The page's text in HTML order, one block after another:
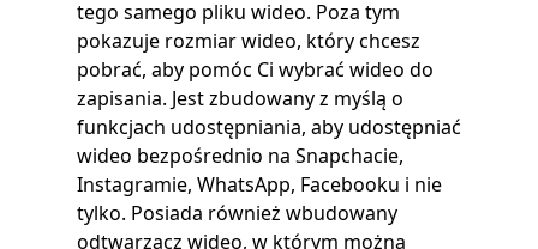
tego samego pliku wideo. Poza tym
pokazuje rozmiar wideo, który chcesz
pobrać, aby pomóc Ci wybrać wideo do
zapisania. Jest zbudowany z myślą o
funkcjach udostępniania, aby udostępniać
wideo bezpośrednio na Snapchacie,
Instagramie, WhatsApp, Facebooku i nie
tylko. Posiada również wbudowany
odtwarzacz wideo, w którym można